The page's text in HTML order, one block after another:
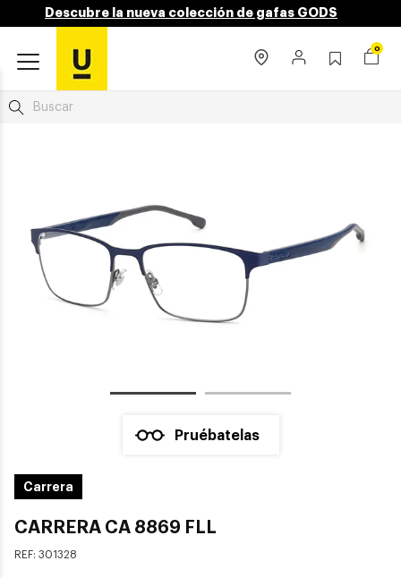
Descubre la nueva colección de gafas GODS
0
Pruébatelas
Carrera
CARRERA CA 8869 FLL
REF: 301328